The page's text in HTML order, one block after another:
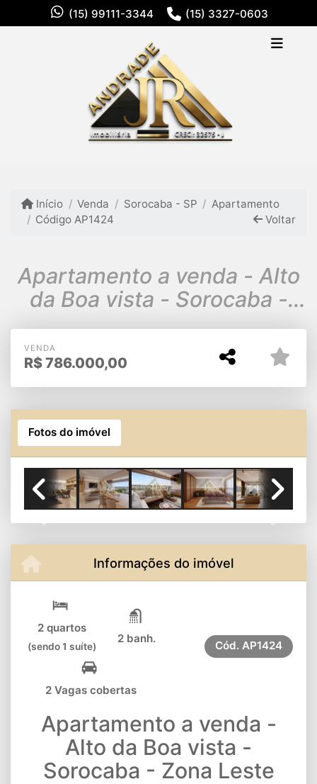
(15) 99111-3344 (15) 3327-0603
Início Venda Sorocaba - SP
Apartamento
Código AP1424
Voltar
Apartamento a venda - Alto
da Boa vista - Sorocaba -
Zona Leste
VENDA
R$786.000,00
Fotos do imóvel
Informações do imóvel
2 quartos
(sendo 1 suíte)
2 banh.
2 Vagas cobertas
Cód. AP1424
Apartamento a venda -
Alto da Boa vista -
Sorocaba - Zona Leste